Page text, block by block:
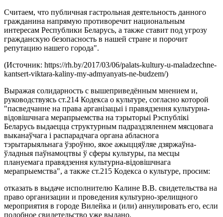
Считаем, что публичная гастрольная деятельность данного
гражданина напрямую противоречит национальным
интересам Республики Беларусь, а также ставит под угрозу
гражданскую безопасность в нашей стране и порочит
репутацию нашего города".
(Источник: https://rh.by/2017/03/06/palats-kultury-u-maladzechne-
kantsert-viktara-kaliny-my-admyanyats-ne-budzem/)
Выражая солидарность с вышеприведённым мнением и,
руководствуясь ст.214 Кодекса о культуре, согласно которой
"пасведчанне на права арганізацыі і правядзення культурна-
відовішчнага мерапрыемства на тэрыторыі Рэспублікі
Беларусь выдаецца структурным падраздзяленнем мясцовага
выканаўчага і распарадчага органа абласнога
тэрытарыяльнага ўзроўню, якое ажыццяўляе дзяржаўна-
ўладныя паўнамоцтвы ў сферы культуры, па месцы
плануемага правядзення культурна-відовішчнага
мерапрыемства", а также ст.215 Кодекса о культуре, просим:
отказать в выдаче исполнителю Калине В.В. свидетельства на
право организации и проведения культурно-зрелищного
мероприятия в городе Вилейка и (или) аннулировать его, если
подобное свидетельство уже выдано.